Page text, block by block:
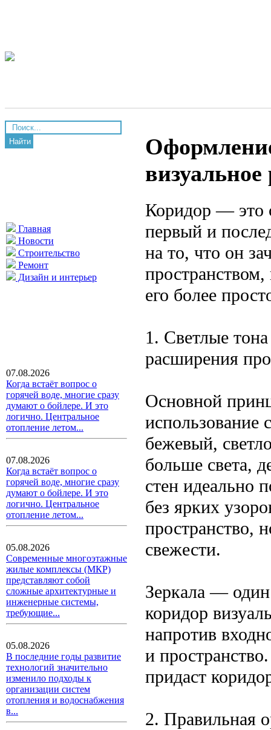
Найти
Главная
Новости
Строительство
Ремонт
Дизайн и интерьер
07.08.2026
Когда встаёт вопрос о
горячей воде, многие сразу
думают о бойлере. И это
логично. Центральное
отопление летом...
07.08.2026
Когда встаёт вопрос о
горячей воде, многие сразу
думают о бойлере. И это
логично. Центральное
отопление летом...
05.08.2026
Современные многоэтажные
жилые комплексы (МКР)
представляют собой
сложные архитектурные и
инженерные системы,
требующие...
05.08.2026
В последние годы развитие
технологий значительно
изменило подходы к
организации систем
отопления и водоснабжения
в...
Коридор — это
первый и
на то, что он
его более
1. Светлые
расширения
Основной
использование
бежевый,
больше света,
стен идеально
без ярких
пространство,
свежести.
Зеркала —
коридор
напротив
и
придаст
2. Правильная